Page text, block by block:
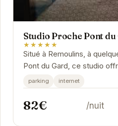
Studio Proche Pont du
★★★★★
Situé à Remoulins, à
Pont du Gard, ce studio
une escapade romantique
parking internet
82€ /nuit